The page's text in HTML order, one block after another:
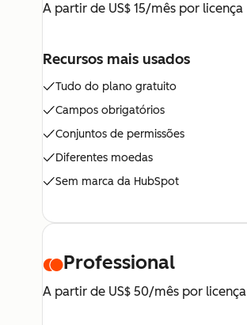
A partir de US$ 15/mês por licença
Recursos mais usados
Tudo do plano gratuito
Campos obrigatórios
Conjuntos de permissões
Diferentes moedas
Sem marca da HubSpot
Professional
A partir de US$ 50/mês por licença